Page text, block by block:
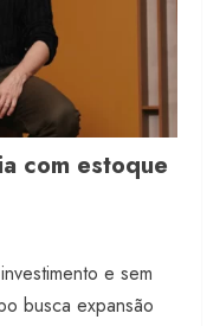
com estoque
e sem
busca expansão